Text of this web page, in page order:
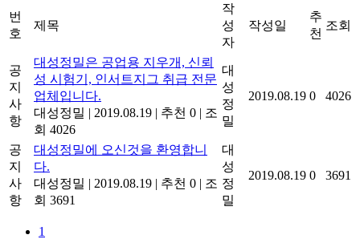
번
호
제목
작
성
자
작성일
추
천
조회
공
지
사
항
대성정밀은 공업용 지우개, 신뢰
성 시험기, 인서트지그 취급 전문
업체입니다.
대성정밀 | 2019.08.19 | 추천 0 | 조
회 4026
대
성
정
밀
2019.08.19 0 4026
공
지
사
항
대성정밀에 오신것을 환영합니
다.
대성정밀 | 2019.08.19 | 추천 0 | 조
회 3691
대
성
정
밀
2019.08.19 0 3691
1